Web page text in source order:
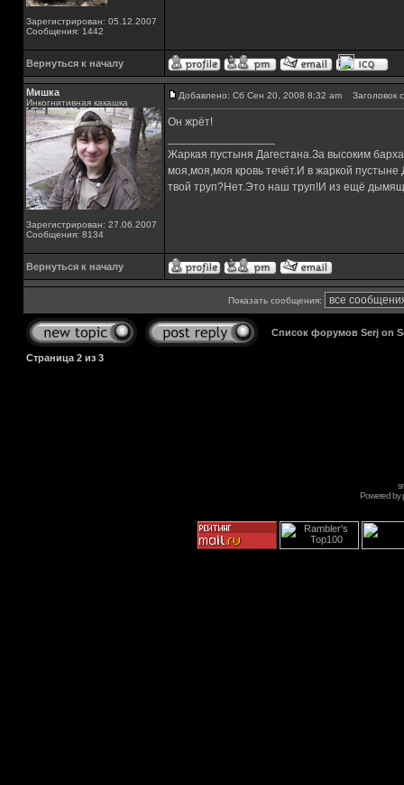
Зарегистрирован: 05.12.2007
Сообщения: 1442
Вернуться к началу
Мишка
Инкогнитивная какашка
Зарегистрирован: 27.06.2007
Сообщения: 8134
Добавлено: Сб Сен 20, 2008 8:32 am Заголовок
Он жрёт!
Жаркая пустыня Дагестана.За высоким
моя,моя,моя кровь течёт.И в жаркой
твой труп?Нет.Это наш труп!И из ещё
Вернуться к началу
Показать сообщения:
Список форумов Serj on
Страница 2 из 3
Powered by